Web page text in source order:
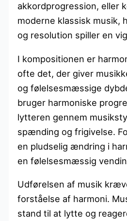
akkordprogression, eller
moderne klassisk musik,
og resolution spiller en
I kompositionen er
ofte det, der giver
og følelsesmæssige
bruger harmoniske
lytteren gennem
spænding og frigivelse.
en pludselig ændring i
en følelsesmæssig
Udførelsen af musik
forståelse af harmoni.
stand til at lytte og